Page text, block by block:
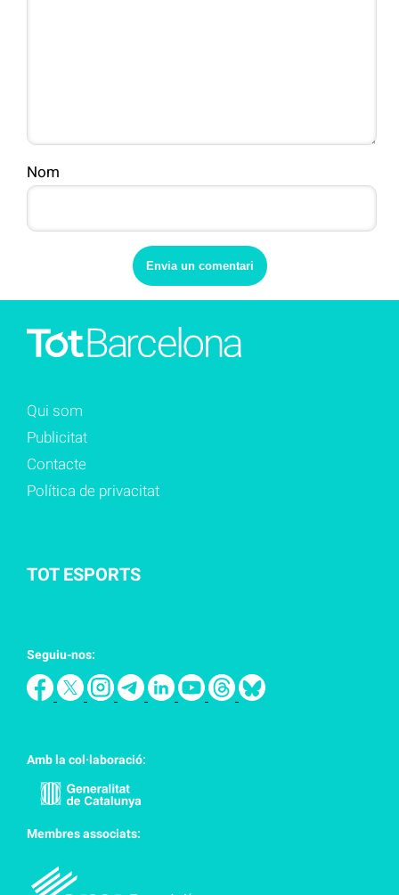
Nom
Qui som
Publicitat
Contacte
Política de privacitat
TOT ESPORTS
Seguiu-nos:
Amb la col·laboració:
Membres associats: